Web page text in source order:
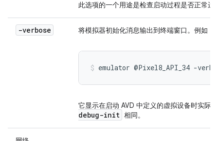
此选项的一个用途是检查启动过程是否正常运
-verbose 将模拟器初始化消息输出到终端窗口。例如：
emulator @Pixel8_API_34 -
它显示在启动 AVD 中定义的虚拟设备时实际
debug-init 相同。